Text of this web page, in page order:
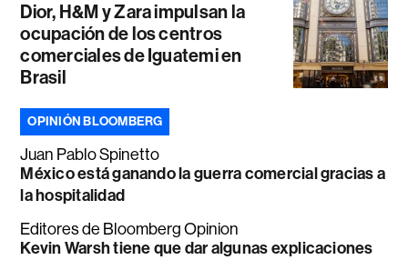
Dior, H&M y Zara impulsan la
ocupación de los centros
comerciales de Iguatemi en
Brasil
OPINIÓN BLOOMBERG
Juan Pablo Spinetto
México está ganando la guerra comercial gracias a
la hospitalidad
Editores de Bloomberg Opinion
Kevin Warsh tiene que dar algunas explicaciones